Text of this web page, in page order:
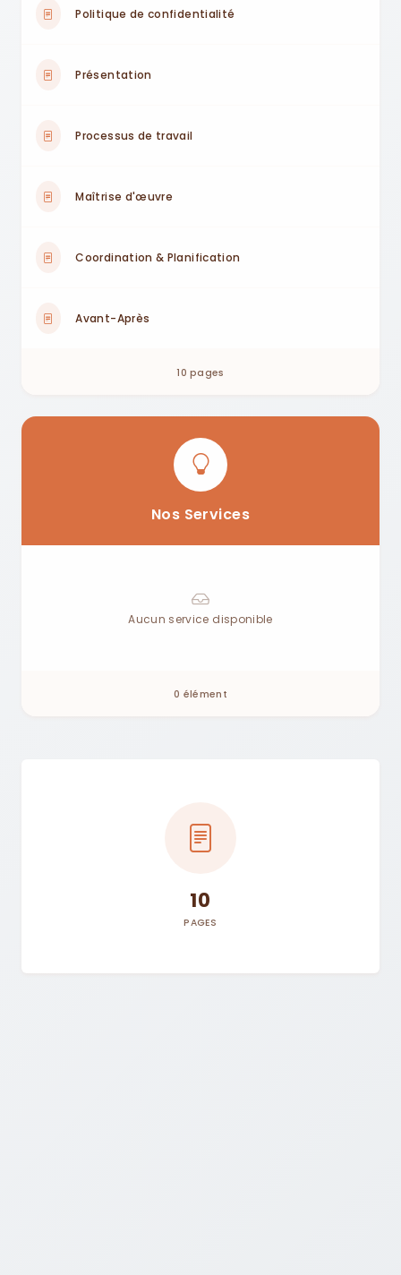
Politique de confidentialité
Présentation
Processus de travail
Maîtrise d'œuvre
Coordination & Planification
Avant-Après
10 pages
Nos Services
Aucun service disponible
0 élément
10
PAGES